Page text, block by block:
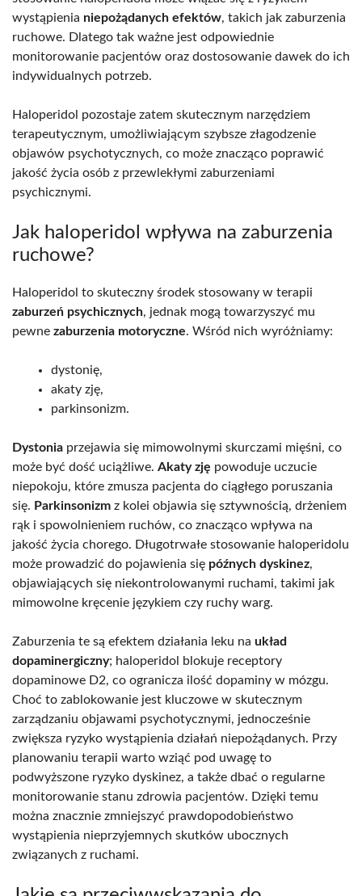
wystąpienia niepożądanych efektów, takich jak zaburzenia
ruchowe. Dlatego tak ważne jest odpowiednie
monitorowanie pacjentów oraz dostosowanie dawek do ich
indywidualnych potrzeb.
Haloperidol pozostaje zatem skutecznym narzędziem
terapeutycznym, umożliwiającym szybsze złagodzenie
objawów psychotycznych, co może znacząco poprawić
jakość życia osób z przewlekłymi zaburzeniami
psychicznymi.
Jak haloperidol wpływa na zaburzenia
ruchowe?
Haloperidol to skuteczny środek stosowany w terapii
zaburzeń psychicznych, jednak mogą towarzyszyć mu
pewne zaburzenia motoryczne. Wśród nich wyróżniamy:
dystonię,
akaty zję,
parkinsonizm.
Dystonia przejawia się mimowolnymi skurczami mięśni, co
może być dość uciążliwe. Akaty zję powoduje uczucie
niepokoju, które zmusza pacjenta do ciągłego poruszania
się. Parkinsonizm z kolei objawia się sztywnością, drżeniem
rąk i spowolnieniem ruchów, co znacząco wpływa na
jakość życia chorego. Długotrwałe stosowanie haloperidolu
może prowadzić do pojawienia się późnych dyskinez,
objawiających się niekontrolowanymi ruchami, takimi jak
mimowolne kręcenie językiem czy ruchy warg.
Zaburzenia te są efektem działania leku na układ
dopaminergiczny; haloperidol blokuje receptory
dopaminowe D2, co ogranicza ilość dopaminy w mózgu.
Choć to zablokowanie jest kluczowe w skutecznym
zarządzaniu objawami psychotycznymi, jednocześnie
zwiększa ryzyko wystąpienia działań niepożądanych. Przy
planowaniu terapii warto wziąć pod uwagę to
podwyższone ryzyko dyskinez, a także dbać o regularne
monitorowanie stanu zdrowia pacjentów. Dzięki temu
można znacznie zmniejszyć prawdopodobieństwo
wystąpienia nieprzyjemnych skutków ubocznych
związanych z ruchami.